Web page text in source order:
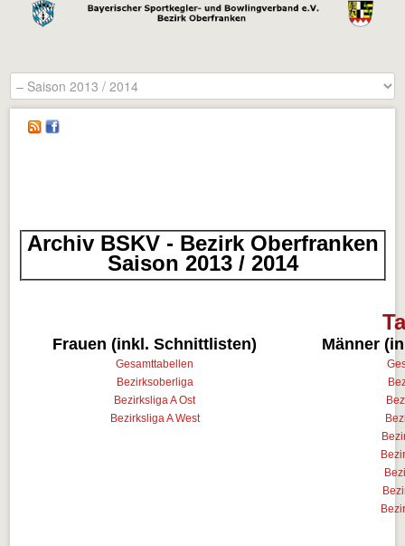
Archiv BSKV - Bezirk Oberfranken
Saison 2013 / 2014
Frauen (inkl. Schnittlisten) Männer
Gesamttabellen
Bezirksoberliga
Bezirksliga A Ost
Bezirksliga A West